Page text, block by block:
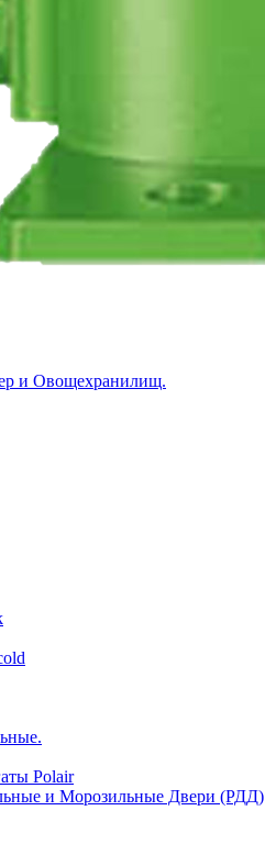
и Овощехранилищ.
Polair
и Морозильные Двери (РДД)